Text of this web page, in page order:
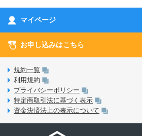
5G回線オプションについて
LINE年齢認証について
LinksStoreについて
MVNOのギモンを解消！
3Dセキュアについて
未成年者の方のご契約
通信制限について
SIMサービスについて
SIMロック解除ガイド
LinksMateのサービスについて
LPについて
おすすめプラン
刀剣乱舞-ONLINE- Pocket
あんさんぶるスターズ！！Music
マイページ
お申し込みはこちら
規約一覧
利用規約
プライバシーポリシー
特定商取引法に基づく表示
資金決済法上の表示について